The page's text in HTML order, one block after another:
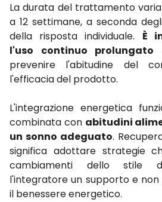
La durata del trattamento
a 12 settimane, a seconda
della risposta individuale. È
l'uso continuo prolungato
prevenire l'abitudine del
l'efficacia del prodotto.
L'integrazione energetica
combinata con abitudini
un sonno adeguato.
significa adottare strategie
cambiamenti dello stile
l'integratore un supporto e non
il benessere energetico.